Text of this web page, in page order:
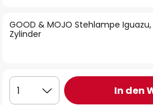
springen
GOOD & MOJO Stehlampe
Zylinder
1 In den